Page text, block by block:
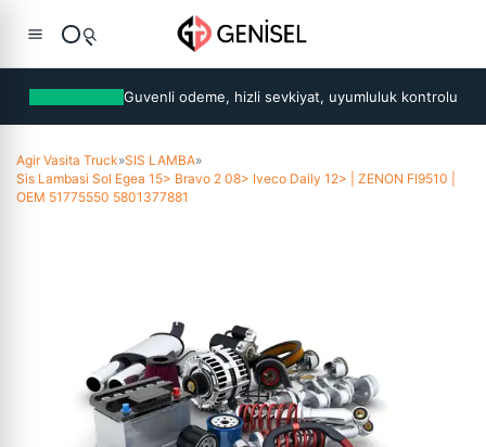
Guvenli odeme, hizli sevkiyat, uyumluluk kontrolu
Agir Vasita Truck»SIS LAMBA»
Sis Lambasi Sol Egea 15> Bravo 2 08> Iveco Daily 12> | ZENON FI9510 |
OEM 51775550 5801377881